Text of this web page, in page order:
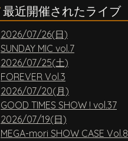
最近開催されたライブ
2026/07/26(日)
SUNDAY MIC vol.7
2026/07/25(土)
FOREVER Vol.3
2026/07/20(月)
GOOD TIMES SHOW ! vol.37
2026/07/19(日)
MEGA-mori SHOW CASE Vol.8